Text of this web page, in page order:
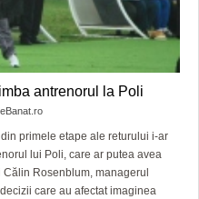
antrenorul la Poli
primele etape ale returului i-ar
lui Poli, care ar putea avea
Rosenblum, managerul
care au afectat imaginea